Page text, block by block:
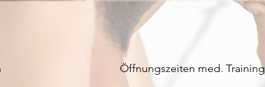
Öffnungszeiten med. Training